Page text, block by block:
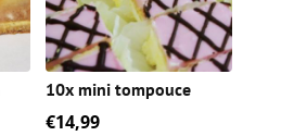
10x mini tompouce
€14,99